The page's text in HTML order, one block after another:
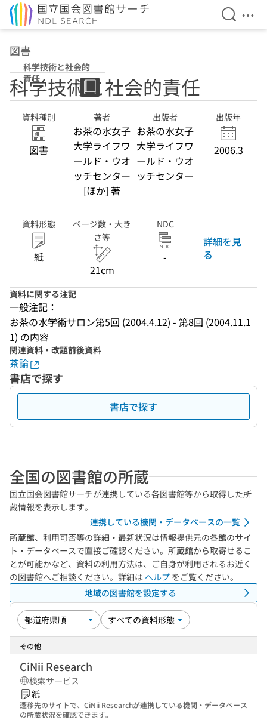
検索を
メ
図書
科学技術と社会的
責任
科学技術と社会的責任
資料種別
図書
著者
お茶の水女子
大学ライフワ
ールド・ウオ
ッチセンター
[ほか] 著
出版者
お茶の水女子
大学ライフワ
ールド・ウオ
ッチセンター
出版年
2006.3
資料形態
紙
ページ数・大き
さ等
21cm
NDC
-
詳細を見
る
資料に関する注記
一般注記：
お茶の水学術サロン第5回 (2004.4.12) - 第8回 (2004.11.1
1) の内容
関連資料・改題前後資料
茶論
書店で探す
書店で探す
全国の図書館の所蔵
国立国会図書館サーチが連携している各図書館等から取得した所
蔵情報を表示します。
連携している機関・データベースの一覧
所蔵館、利用可否等の詳細・最新状況は情報提供元の各館のサイ
ト・データベースで直接ご確認ください。所蔵館から取寄せるこ
とが可能かなど、資料の利用方法は、ご自身が利用されるお近く
の図書館へご相談ください。詳細は ヘルプ をご覧ください。
地域の図書館を設定する
その他
CiNii Research
検索サービス
紙
遷移先のサイトで、CiNii Researchが連携している機関・データベース
の所蔵状況を確認できます。